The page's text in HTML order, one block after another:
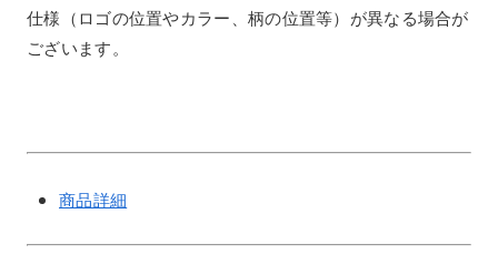
仕様（ロゴの位置やカラー、柄の位置等）が異なる場合が
ございます。
商品詳細